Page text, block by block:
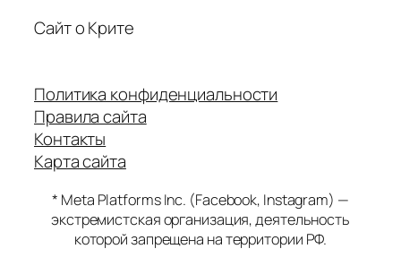
Сайт о Крите
Политика конфиденциальности
Правила сайта
Контакты
Карта сайта
* Meta Platforms Inc. (Facebook, Instagram) —
экстремистская организация, деятельность
которой запрещена на территории РФ.